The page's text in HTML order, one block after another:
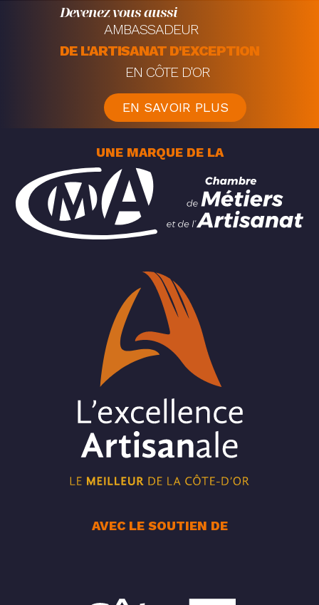
Devenez vous aussi
AMBASSADEUR
DE L'ARTISANAT D'EXCEPTION
EN CÔTE D'OR
EN SAVOIR PLUS
UNE MARQUE DE LA
AVEC LE SOUTIEN DE